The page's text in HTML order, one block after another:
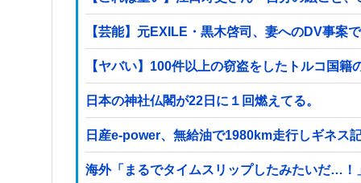
【芸能】元EXILE・黒木啓司、妻へのDV事
日本の神社仏閣が22日に１回燃えてる。
日産e-power、無給油で1980km走行しギネス
海外「まるでタイムスリップしたみたいだ…